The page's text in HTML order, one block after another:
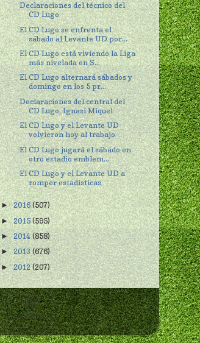
Declaraciones del técnico del
CD Lugo
El CD Lugo se enfrenta el
sábado al Levante UD por...
El CD Lugo está viviendo la Liga
más nivelada en S...
El CD Lugo alternará sábados y
domingo en los 5 pr...
Declaraciones del central del
CD Lugo, Ignasi Miquel
El CD Lugo y el Levante UD
volvieron hoy al trabajo
El CD Lugo jugará el sábado en
otro estadio emblem...
El CD Lugo y el Levante UD a
romper estadisticas
►2016(507)
►2015(595)
►2014(858)
►2013(676)
►2012(207)